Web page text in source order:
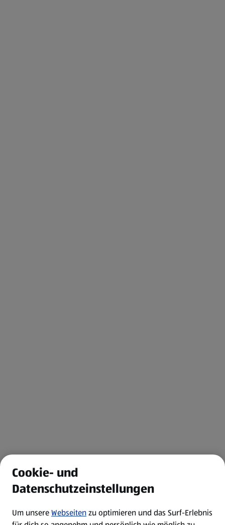
Cookie- und
Datenschutzeinstellungen
Um unsereWebseitenzu optimieren und das Surf-Erlebnis